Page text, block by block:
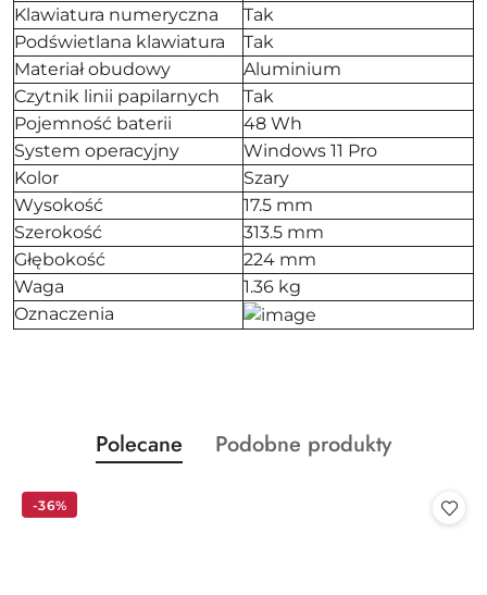
Klawiatura numeryczna
Tak
Podświetlana klawiatura
Tak
Materiał obudowy
Aluminium
Czytnik linii papilarnych
Tak
Pojemność baterii
48 Wh
System operacyjny
Windows 11 Pro
Kolor
Szary
Wysokość
17.5 mm
Szerokość
313.5 mm
Głębokość
224 mm
Waga
1.36 kg
Oznaczenia
Pomiń karuzelę produktów
Produkty
o
Polecane
Produkty
Podobne produkty
-36%